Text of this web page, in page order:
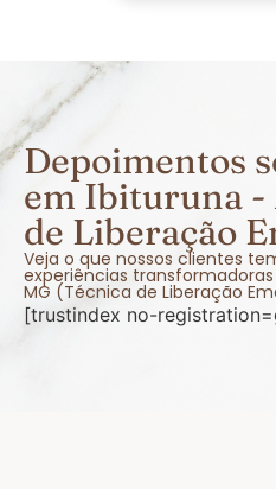
Depoimentos
em Ibituruna -
de Liberação
Veja o que nossos clientes
experiências
MG (Técnica de Liberação
[trustindex no-